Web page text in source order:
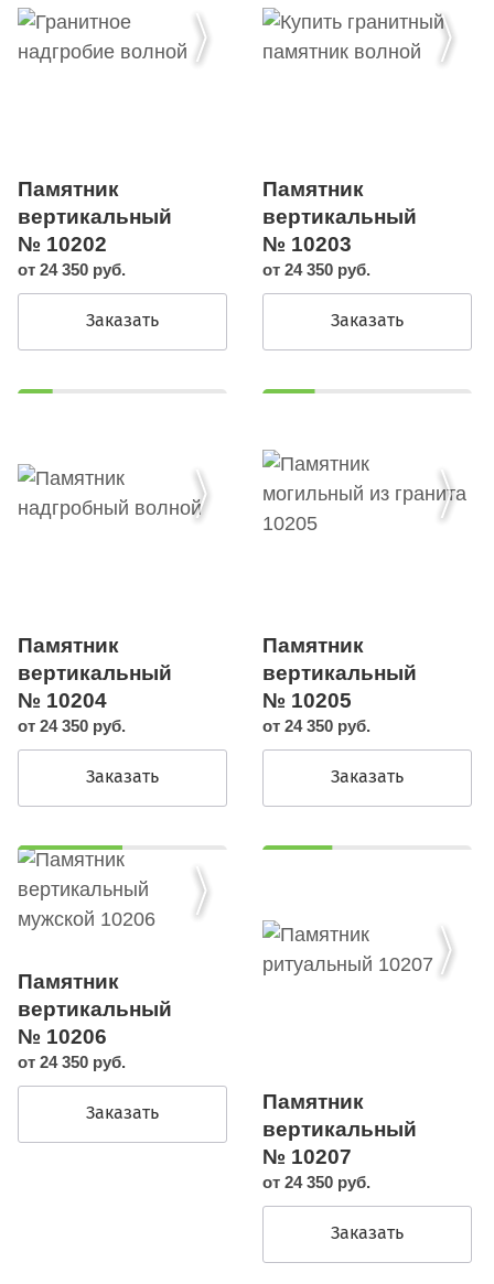
Памятник
вертикальный
№ 10202
от 24 350 руб.
Заказать
Памятник
вертикальный
№ 10203
от 24 350 руб.
Заказать
Памятник
вертикальный
№ 10204
от 24 350 руб.
Заказать
Памятник
вертикальный
№ 10205
от 24 350 руб.
Заказать
Памятник
вертикальный
№ 10206
от 24 350 руб.
Заказать
Памятник
вертикальный
№ 10207
от 24 350 руб.
Заказать